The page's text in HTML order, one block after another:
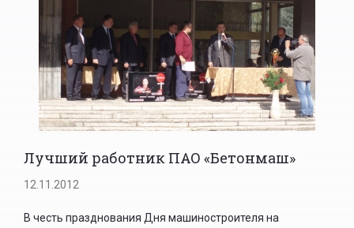
Лучший работник ПАО «Бетонмаш»
12.11.2012
В честь празднования Дня машиностроителя на